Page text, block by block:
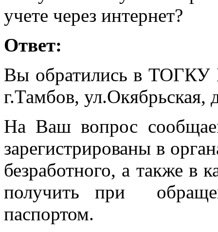
учете через интернет?
Ответ:
Вы обратились в ТОГКУ
г.Тамбов, ул.Окябрьская,
На Ваш вопрос
зарегистрированы в
безработного, а также в
получить при
паспортом.